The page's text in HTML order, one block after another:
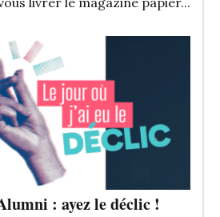
: ayez le déclic !